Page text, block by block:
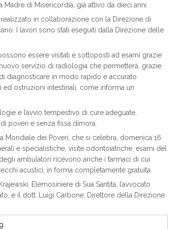
di Misericordia, già attivo da dieci anni.
realizzato in collaborazione con la Direzione di
I lavori sono stati eseguiti dalla Direzione delle
essere visitati e sottoposti ad esami grazie
servizio di radiologia che permetterà, grazie
diagnosticare in modo rapido e accurato
ostruzioni intestinali, come informa un
e l’avvio tempestivo di cure adeguate,
poveri e senza fissa dimora.
Mondiale dei Poveri, che si celebra, domenica 16
e specialistiche, visite odontoiatriche, esami del
ambulatori ricevono anche i farmaci di cui
acustici, in forma completamente gratuita.
Elemosiniere di Sua Santità, l’avvocato
e il dott. Luigi Carbone, Direttore della Direzione